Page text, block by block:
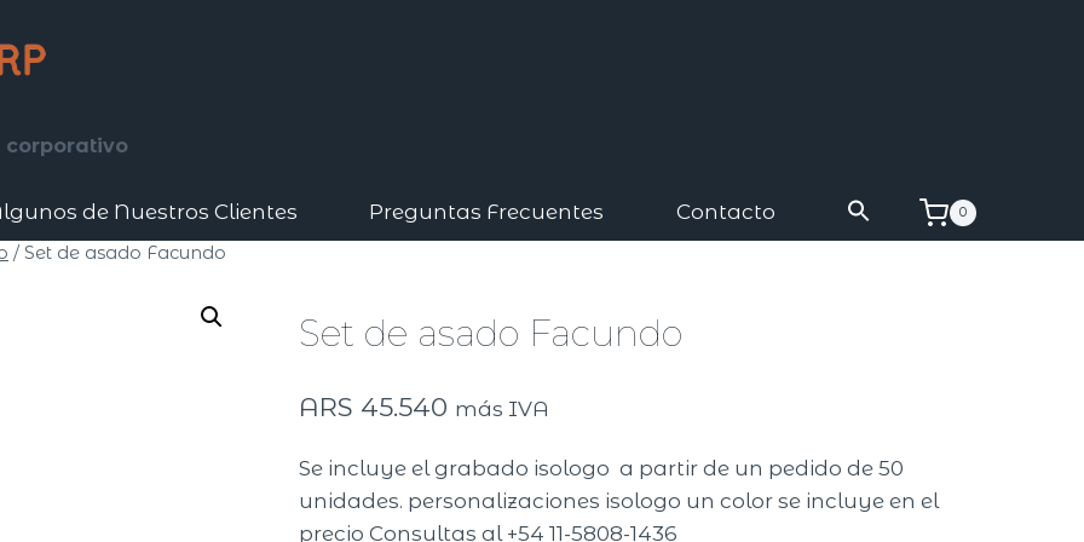
corporativo
de Nuestros Clientes Preguntas Frecuentes Contacto 0
/ Set de asado Facundo
Set de asado Facundo
ARS 45.540 más IVA
Se incluye el grabado isologo a partir de un pedido de 50
unidades. personalizaciones isologo un color se incluye en el
precio Consultas al +54 11-5808-1436